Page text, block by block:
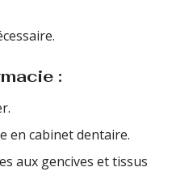
:
en cabinet dentaire.
aux gencives et tissus